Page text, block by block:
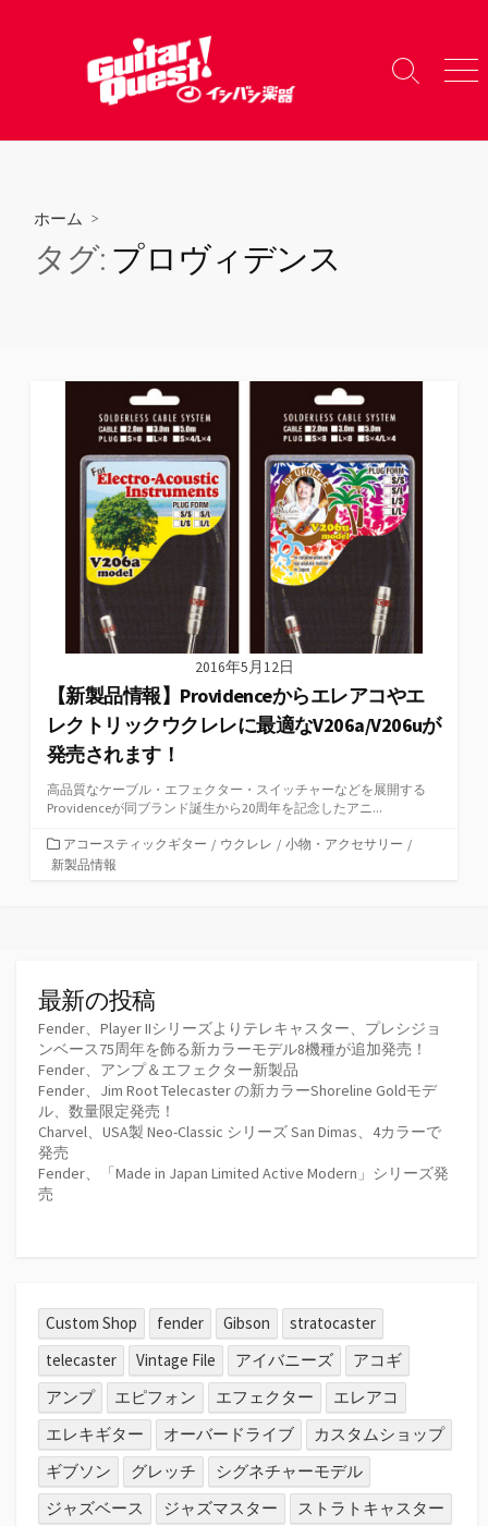
へ
検
り
メ
ー
ホーム >
タグ: プロヴィデンス
2016年5月12日
【新製品情報】Providenceからエレアコやエ
レクトリックウクレレに最適なV206a/V206uが
発売されます！
高品質なケーブル・エフェクター・スイッチャーなどを展開する
Providenceが同ブランド誕生から20周年を記念したアニ...
カ
テ
アコースティックギター / ウクレレ / 小物・アクセサリー /
新製品情報
最新の投稿
Fender、Player IIシリーズよりテレキャスター、プレシジョ
ンベース75周年を飾る新カラーモデル8機種が追加発売！
Fender、アンプ＆エフェクター新製品
Fender、Jim Root Telecaster の新カラーShoreline Goldモデ
ル、数量限定発売！
Charvel、USA製 Neo-Classic シリーズ San Dimas、4カラーで
発売
Fender、「Made in Japan Limited Active Modern」シリーズ発
売
Custom Shop fender Gibson
stratocaster
telecaster
Vintage File アイバニーズ
アコギ
アンプ
エピフォン エフェクター
エレアコ
エレキギター
オーバードライブ
カスタムショップ
ギブソン
グレッチ
シグネチャーモデル
ジャズベース
ジャズマスター
ストラトキャスター